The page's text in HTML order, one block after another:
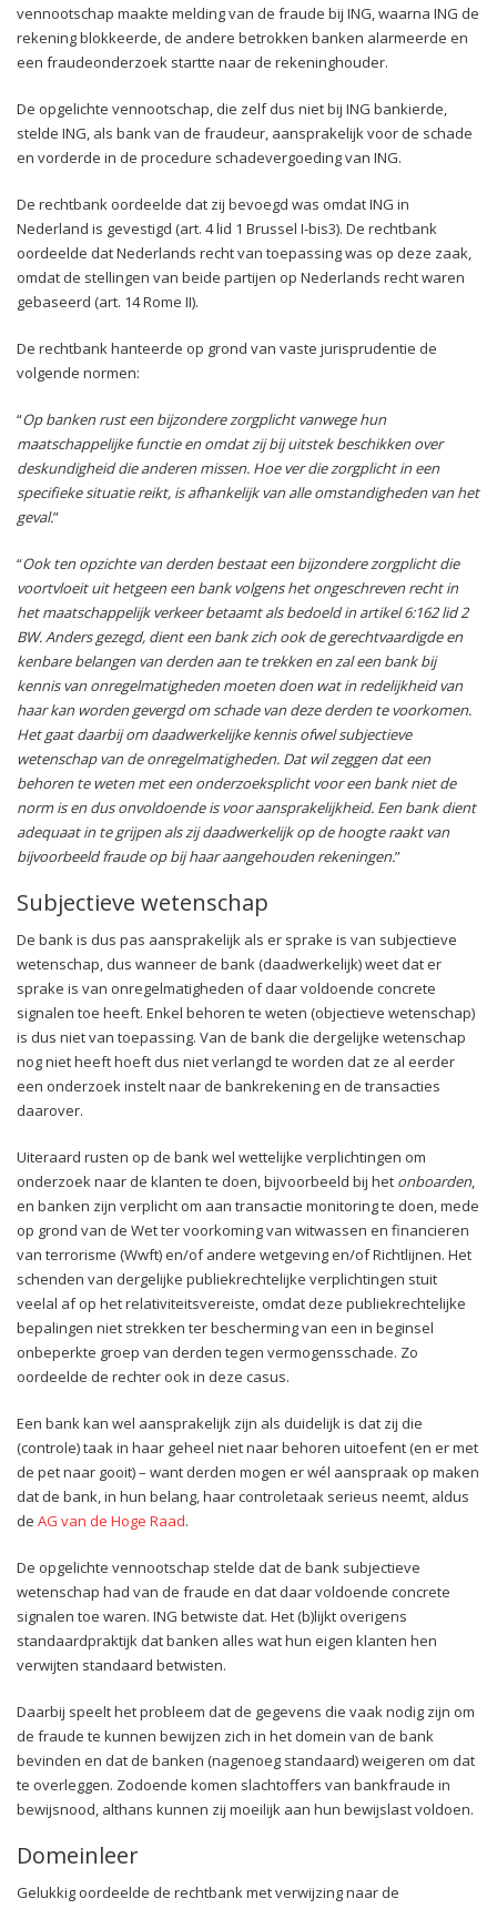
vennootschap maakte melding van de fraude bij ING, waarna ING de
rekening blokkeerde, de andere betrokken banken alarmeerde en
een fraudeonderzoek startte naar de rekeninghouder.
De opgelichte vennootschap, die zelf dus niet bij ING bankierde,
stelde ING, als bank van de fraudeur, aansprakelijk voor de schade
en vorderde in de procedure schadevergoeding van ING.
De rechtbank oordeelde dat zij bevoegd was omdat ING in
Nederland is gevestigd (art. 4 lid 1 Brussel I-bis3). De rechtbank
oordeelde dat Nederlands recht van toepassing was op deze zaak,
omdat de stellingen van beide partijen op Nederlands recht waren
gebaseerd (art. 14 Rome II).
De rechtbank hanteerde op grond van vaste jurisprudentie de
volgende normen:
“Op banken rust een bijzondere zorgplicht vanwege hun
maatschappelijke functie en omdat zij bij uitstek beschikken over
deskundigheid die anderen missen. Hoe ver die zorgplicht in een
specifieke situatie reikt, is afhankelijk van alle omstandigheden van het
geval.”
“Ook ten opzichte van derden bestaat een bijzondere zorgplicht die
voortvloeit uit hetgeen een bank volgens het ongeschreven recht in
het maatschappelijk verkeer betaamt als bedoeld in artikel 6:162 lid 2
BW. Anders gezegd, dient een bank zich ook de gerechtvaardigde en
kenbare belangen van derden aan te trekken en zal een bank bij
kennis van onregelmatigheden moeten doen wat in redelijkheid van
haar kan worden gevergd om schade van deze derden te voorkomen.
Het gaat daarbij om daadwerkelijke kennis ofwel subjectieve
wetenschap van de onregelmatigheden. Dat wil zeggen dat een
behoren te weten met een onderzoeksplicht voor een bank niet de
norm is en dus onvoldoende is voor aansprakelijkheid. Een bank dient
adequaat in te grijpen als zij daadwerkelijk op de hoogte raakt van
bijvoorbeeld fraude op bij haar aangehouden rekeningen.”
Subjectieve wetenschap
De bank is dus pas aansprakelijk als er sprake is van subjectieve
wetenschap, dus wanneer de bank (daadwerkelijk) weet dat er
sprake is van onregelmatigheden of daar voldoende concrete
signalen toe heeft. Enkel behoren te weten (objectieve wetenschap)
is dus niet van toepassing. Van de bank die dergelijke wetenschap
nog niet heeft hoeft dus niet verlangd te worden dat ze al eerder
een onderzoek instelt naar de bankrekening en de transacties
daarover.
Uiteraard rusten op de bank wel wettelijke verplichtingen om
onderzoek naar de klanten te doen, bijvoorbeeld bij het onboarden,
en banken zijn verplicht om aan transactie monitoring te doen, mede
op grond van de Wet ter voorkoming van witwassen en financieren
van terrorisme (Wwft) en/of andere wetgeving en/of Richtlijnen. Het
schenden van dergelijke publiekrechtelijke verplichtingen stuit
veelal af op het relativiteitsvereiste, omdat deze publiekrechtelijke
bepalingen niet strekken ter bescherming van een in beginsel
onbeperkte groep van derden tegen vermogensschade. Zo
oordeelde de rechter ook in deze casus.
Een bank kan wel aansprakelijk zijn als duidelijk is dat zij die
(controle) taak in haar geheel niet naar behoren uitoefent (en er met
de pet naar gooit) – want derden mogen er wél aanspraak op maken
dat de bank, in hun belang, haar controletaak serieus neemt, aldus
de AG van de Hoge Raad.
De opgelichte vennootschap stelde dat de bank subjectieve
wetenschap had van de fraude en dat daar voldoende concrete
signalen toe waren. ING betwiste dat. Het (b)lijkt overigens
standaardpraktijk dat banken alles wat hun eigen klanten hen
verwijten standaard betwisten.
Daarbij speelt het probleem dat de gegevens die vaak nodig zijn om
de fraude te kunnen bewijzen zich in het domein van de bank
bevinden en dat de banken (nagenoeg standaard) weigeren om dat
te overleggen. Zodoende komen slachtoffers van bankfraude in
bewijsnood, althans kunnen zij moeilijk aan hun bewijslast voldoen.
Domeinleer
Gelukkig oordeelde de rechtbank met verwijzing naar de